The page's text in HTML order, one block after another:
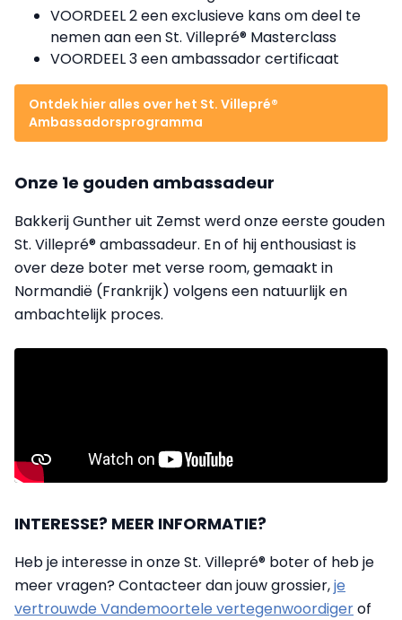
VOORDEEL 2 een exclusieve kans om deel te
nemen aan een St. Villepré® Masterclass
VOORDEEL 3 een ambassador certificaat
Ontdek hier alles over het St. Villepré®
Ambassadorsprogramma
Onze 1e gouden ambassadeur
Bakkerij Gunther uit Zemst werd onze eerste gouden
St. Villepré® ambassadeur. En of hij enthousiast is
over deze boter met verse room, gemaakt in
Normandië (Frankrijk) volgens een natuurlijk en
ambachtelijk proces.
INTERESSE? MEER INFORMATIE?
Heb je interesse in onze St. Villepré® boter of heb je
meer vragen? Contacteer dan jouw grossier,je
vertrouwde Vandemoortele vertegenwoordigerof